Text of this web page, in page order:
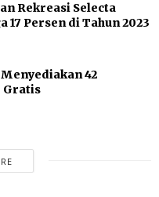
Rekreasi Selecta
Persen di Tahun 2023
42
Gratis